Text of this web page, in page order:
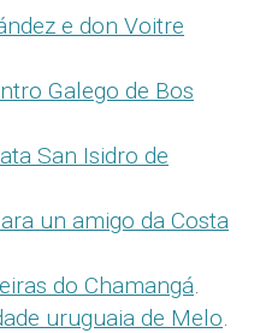
e don Voitre
Galego de Bos
San Isidro de
un amigo da Costa
do Chamangá.
uruguaia de Melo.